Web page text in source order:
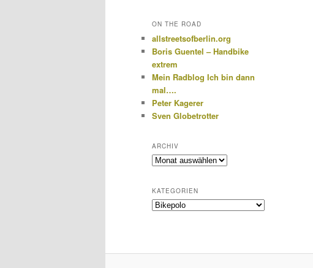
ON THE ROAD
allstreetsofberlin.org
Boris Guentel – Handbike
extrem
Mein Radblog Ich bin dann
mal….
Peter Kagerer
Sven Globetrotter
ARCHIV
Archiv
KATEGORIEN
Kategorien